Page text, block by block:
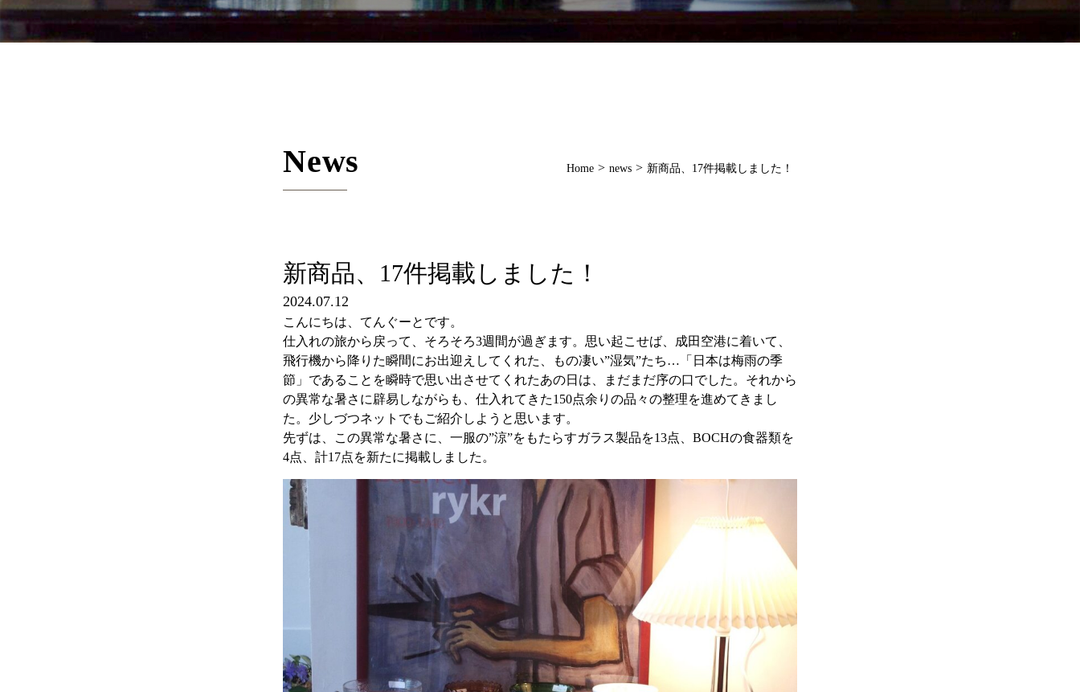
News Home > news > 新商品、17件掲載しました！
新商品、17件掲載しました！
2024.07.12
こんにちは、てんぐーとです。
仕入れの旅から戻って、そろそろ3週間が過ぎます。思い起こせば、成田空港に着いて、
飛行機から降りた瞬間にお出迎えしてくれた、もの凄い”湿気”たち…「日本は梅雨の季
節」であることを瞬時で思い出させてくれたあの日は、まだまだ序の口でした。それから
の異常な暑さに辟易しながらも、仕入れてきた150点余りの品々の整理を進めてきまし
た。少しづつネットでもご紹介しようと思います。
先ずは、この異常な暑さに、一服の”涼”をもたらすガラス製品を13点、BOCHの食器類を
4点、計17点を新たに掲載しました。